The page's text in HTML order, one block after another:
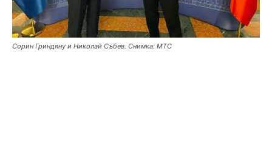
Сорин Гриндяну и Николай Събев. Снимка: МТС